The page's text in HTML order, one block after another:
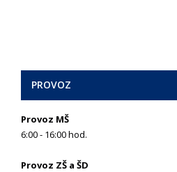
PROVOZ
Provoz MŠ
6:00 - 16:00 hod.
Provoz ZŠ a ŠD